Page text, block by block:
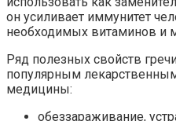
он усиливает иммунитет
необходимых витаминов и
Ряд полезных свойств
популярным
медицины:
обеззараживание,